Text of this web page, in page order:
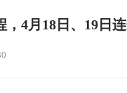
4月18日、19日